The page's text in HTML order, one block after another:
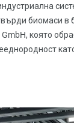
биомаси в
която